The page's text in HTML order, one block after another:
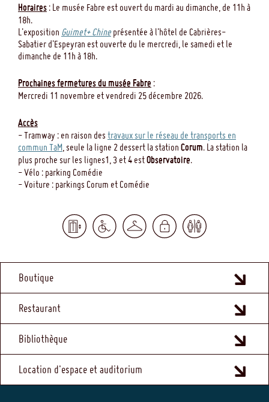
Horaires : Le musée Fabre est ouvert du mardi au dimanche, de 11h à
18h.
L'exposition Guimet+ Chineprésentée à l'hôtel de Cabrières-
Sabatier d'Espeyran est ouverte du le mercredi, le samedi et le
dimanche de 11h à 18h.
Prochaines fermetures du musée Fabre :
Mercredi 11 novembre et vendredi 25 décembre 2026.
Accès
- Tramway : en raison des travaux sur le réseau de transports en
commun TaM , seule la ligne 2 dessert la station Corum. La station la
plus proche sur les lignes1, 3 et 4 estObservatoire.
- Vélo : parking Comédie
- Voiture : parkings Corum et Comédie
MENU
FOOTER
Boutique
Restaurant
Bibliothèque
Location d'espace et auditorium